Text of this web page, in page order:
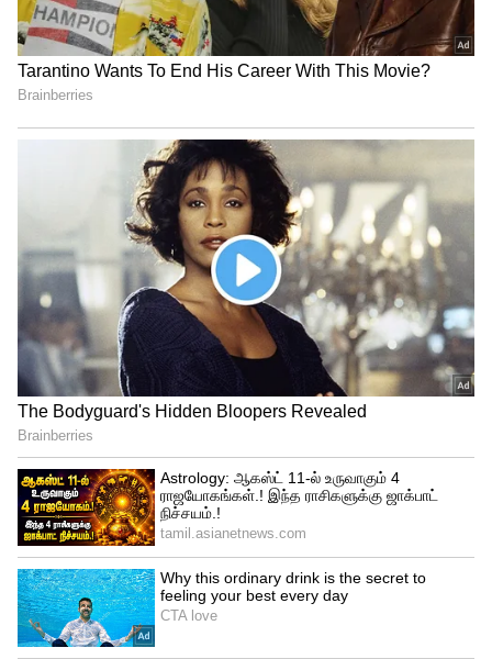
இயக்குநர் பாக்யராஜ் முருங்கைக்காயை
எதற்கெல்லாம் குறியீடாகப்
பயன்படுத்தினாரோ, அதே தத்துவம் தான்
பின்னணியிலும் இருக்கிறது!